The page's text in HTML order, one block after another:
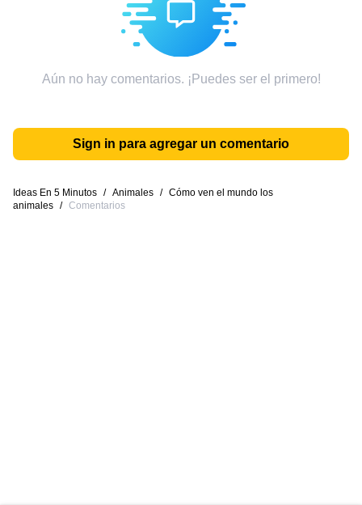
Aún no hay comentarios. ¡Puedes ser el primero!
Sign in para agregar un comentario
Ideas En 5 Minutos / Animales / Cómo ven el mundo los
animales / Comentarios